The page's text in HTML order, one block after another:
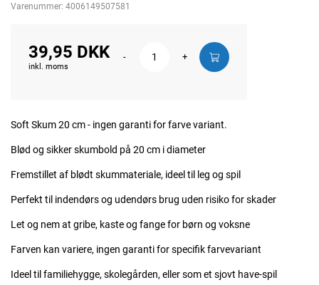
Varenummer: 4006149507581
39,95 DKK
inkl. moms
- +
Soft Skum 20 cm - ingen garanti for farve variant.
Blød og sikker skumbold på 20 cm i diameter
Fremstillet af blødt skummateriale, ideel til leg og spil
Perfekt til indendørs og udendørs brug uden risiko for skader
Let og nem at gribe, kaste og fange for børn og voksne
Farven kan variere, ingen garanti for specifik farvevariant
Ideel til familiehygge, skolegården, eller som et sjovt have-spil